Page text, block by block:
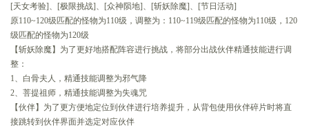
[天女考验]、[极限挑战]、[众神陨地]、[斩妖除魔]、[节日活动]
原110~120级匹配的怪物为110级，调整为：110~119级匹配的怪物为110级，120
级匹配的怪物为120级
【斩妖除魔】为了更好地搭配阵容进行挑战，将部分出战伙伴精通技能进行调
整：
1、白骨夫人，精通技能调整为邪气降
2、菩提祖师，精通技能调整为失魂咒
【伙伴】为了更方便地定位到伙伴进行培养提升，从背包使用伙伴碎片时将直
接跳转到伙伴界面并选定对应伙伴